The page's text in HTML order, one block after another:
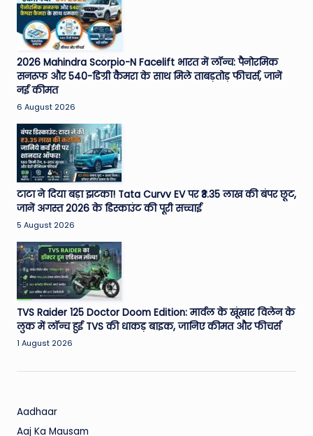
n
d
T
h
e
W
o
rl
d
2026 Mahindra Scorpio-N Facelift भारत में लॉन्च: पैनोरमिक
सनरूफ और 540-डिग्री कैमरा के साथ मिले ताबड़तोड़ फीचर्स, जानें
नई कीमत
6 August 2026
टाटा ने दिया बड़ा झटका! Tata Curvv EV पर ₹3.35 लाख की बंपर छूट,
जानें अगस्त 2026 के डिस्काउंट की पूरी सच्चाई
5 August 2026
TVS Raider 125 Doctor Doom Edition: मार्वल के खूंखार विलेन के
लुक में लॉन्च हुई TVS की धाकड़ बाइक, जानिए कीमत और फीचर्स
1 August 2026
Aadhaar
Aaj Ka Mausam